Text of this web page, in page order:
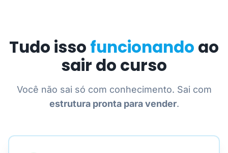
Tudo isso funcionando ao
sair do curso
Você não sai só com conhecimento. Sai com
estrutura pronta para vender.